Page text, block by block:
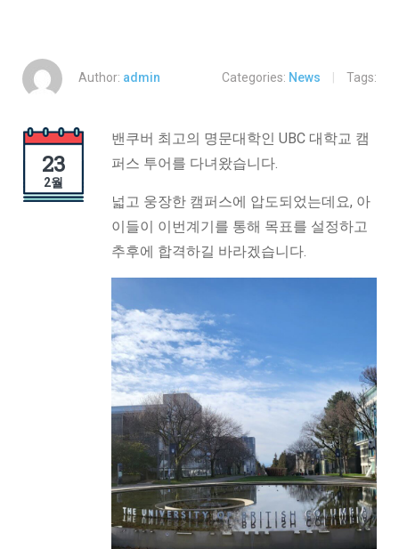
Author: admin Categories: News Tags:
23
2월
밴쿠버 최고의 명문대학인 UBC 대학교 캠
퍼스 투어를 다녀왔습니다.
넓고 웅장한 캠퍼스에 압도되었는데요, 아
이들이 이번계기를 통해 목표를 설정하고
추후에 합격하길 바라겠습니다.